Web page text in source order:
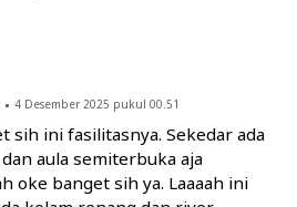
4 Desember 2025 pukul 00.51
sih ini fasilitasnya. Sekedar ada
aula semiterbuka aja
oke banget sih ya. Laaaah ini